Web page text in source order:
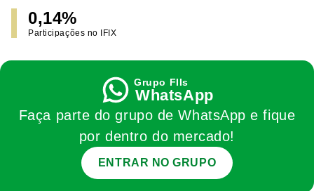
0,14%
Participações no IFIX
WhatsApp
Faça parte do grupo de WhatsApp e fique
por dentro do mercado!
ENTRAR NO GRUPO